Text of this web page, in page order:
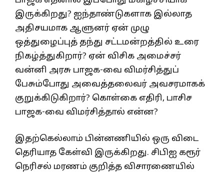
இருக்கிறது? ஐந்தாண்டுகளாக இல்லாத
அதிசயமாக ஆளுனர் ஏன் முழு
ஒத்துழைப்புத் தந்து சட்டமன்றத்தில் உரை
நிகழ்த்துகிறார்? ஏன் விசிக அமைச்சர்
வன்னி அரசு பாஜக-வை விமர்சித்துப்
பேசும்போது அவைத்தலைவர் அவசரமாகக்
குறுக்கிடுகிறார்? கொள்கை எதிரி, பாசிச
பாஜக-வை விமர்சித்தால் என்ன?
இதற்கெல்லாம் பின்னணியில் ஒரு விடை
தெரியாத கேள்வி இருக்கிறது. சிபிஐ கரூர்
நெரிசல் மரணம் குறித்த விசாரணையில்